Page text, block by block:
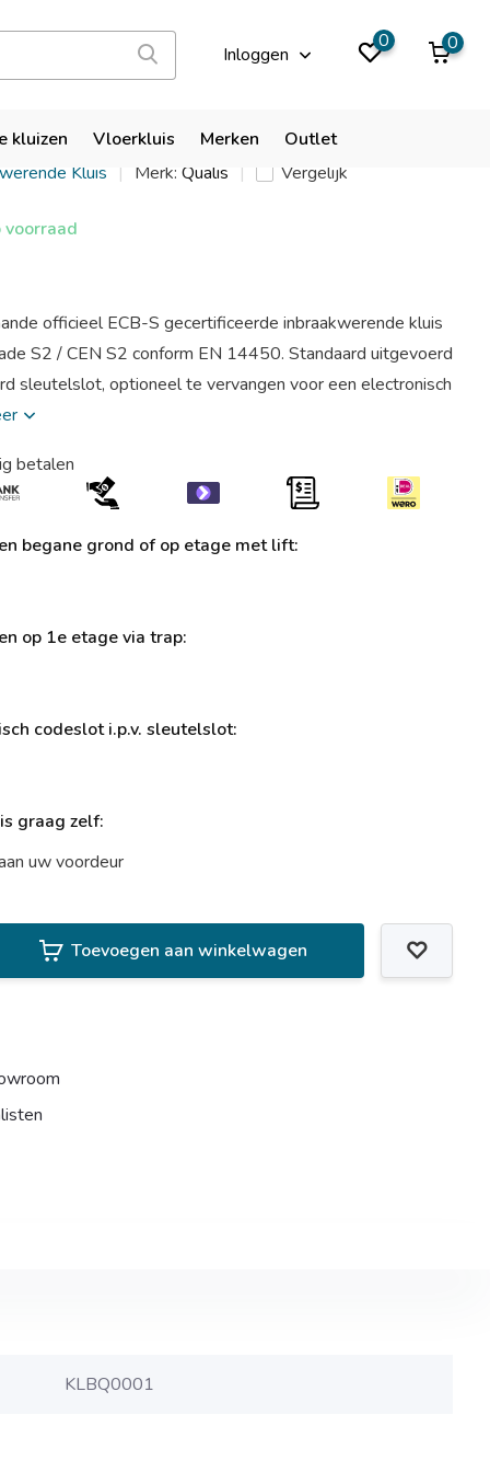
Inloggen
0 0
kluizen Vloerkluis Merken Outlet
9,9
1
Kluis Merk:Qualis Vergelijk
officieel ECB-S gecertificeerde inbraakwerende kluis
S2 / CEN S2 conform EN 14450. Standaard uitgevoerd
sleutelslot, optioneel te vervangen voor een electronisch
betalen
begane grond of op etage met lift:
op 1e etage via trap:
codeslot i.p.v. sleutelslot:
graag zelf:
uw voordeur
Toevoegen aan winkelwagen
KLBQ0001